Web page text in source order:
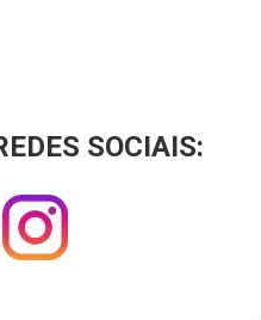
SOCIAIS: